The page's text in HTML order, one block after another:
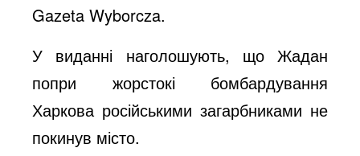
Gazeta Wyborcza.
У виданні наголошують, що Жадан
попри жорстокі бомбардування
Харкова російськими загарбниками не
покинув місто.